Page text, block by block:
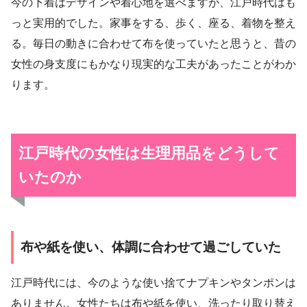
っと実用的でした。家事をする、歩く、座る、着物を整え
る。毎日の動きに合わせて布を使っていたと思うと、昔の
女性の身支度にもかなり現実的な工夫があったことがわか
ります。
江戸時代の女性は生理用品をどうして
いたのか
布や紙を使い、体調に合わせて過ごしていた
江戸時代には、今のような使い捨てナプキンやタンポンは
ありません。女性たちは布や紙を使い、洗ったり取り替え